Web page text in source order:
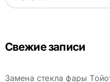
:Свежие записи
Замена стекла фары